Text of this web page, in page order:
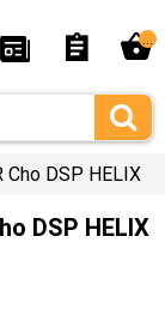
Cho DSP HELIX
DSP HELIX